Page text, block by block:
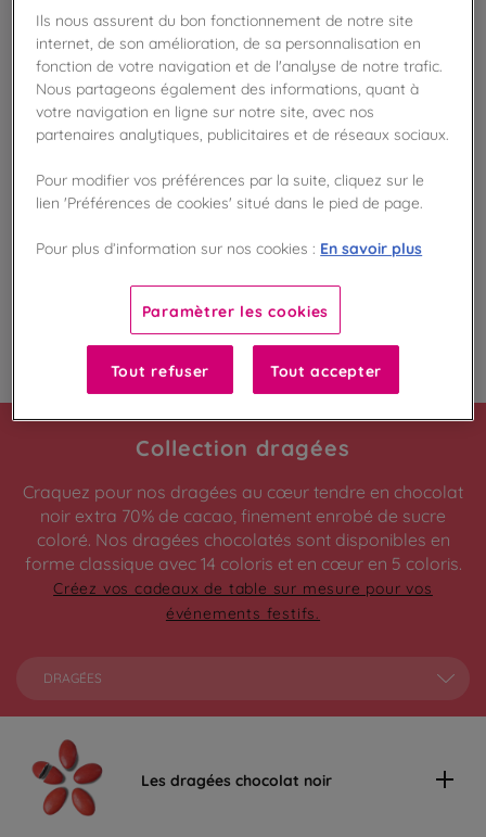
Vérifier la disponibilité en magasin
Frais de port offert
dès 50€ d'achat
Gagnez 54 points de fidélité !
100%
Fabriqué en France
Collection dragées
Craquez pour nos dragées au cœur tendre en chocolat
noir extra 70% de cacao, finement enrobé de sucre
coloré. Nos dragées chocolatés sont disponibles en
forme classique avec 14 coloris et en cœur en 5 coloris.
Créez vos cadeaux de table sur mesure pour vos
événements festifs.
DRAGÉES
Les dragées chocolat noir
Ils nous assurent du bon fonctionnement de notre site
internet, de son amélioration, de sa personnalisation en
fonction de votre navigation et de l'analyse de notre trafic.
Nous partageons également des informations, quant à
votre navigation en ligne sur notre site, avec nos
partenaires analytiques, publicitaires et de réseaux sociaux.
Pour modifier vos préférences par la suite, cliquez sur le
lien 'Préférences de cookies' situé dans le pied de page.
Pour plus d’information sur nos cookies : En savoir plus
Paramètrer les cookies
Tout refuser Tout accepter